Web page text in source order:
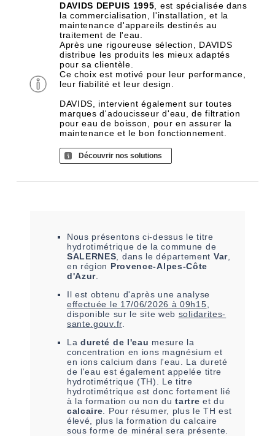
DAVIDS DEPUIS 1995 , est spécialisée dans
la commercialisation, l'installation, et la
maintenance d'appareils destinés au
traitement de l'eau.
Après une rigoureuse sélection, DAVIDS
distribue les produits les mieux adaptés
pour sa clientèle.
Ce choix est motivé pour leur performance,
leur fiabilité et leur design.
DAVIDS, intervient également sur toutes
marques d'adoucisseur d'eau, de filtration
pour eau de boisson, pour en assurer la
maintenance et le bon fonctionnement.
Découvrir nos solutions
Nous présentons ci-dessus le titre
hydrotimétrique de la commune de
SALERNES , dans le département Var
en région Provence-Alpes-Côte
d'Azur
Il est obtenu d'après une analyse
effectuée le 17/06/2026 à 09h15
disponible sur le site web solidarites-
sante.gouv.fr.
La dureté de l'eau mesure la
concentration en ions magnésium et
en ions calcium dans l'eau. La dureté
de l'eau est également appelée titre
hydrotimétrique (TH). Le titre
hydrotimétrique est donc fortement lié
à la formation ou non dutartre et du
calcaire . Pour résumer, plus le TH est
élevé, plus la formation du calcaire
sous forme de minéral sera présente.